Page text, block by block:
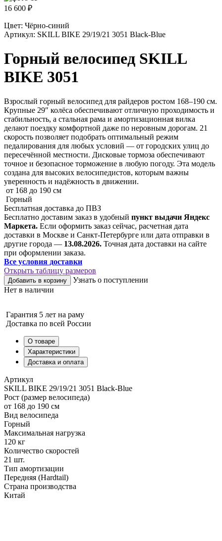
16 600 ₽
Цвет: Чёрно-синий
Артикул: SKILL BIKE 29/19/21 3051 Black-Blue
Горный велосипед SKILL
BIKE 3051
Взрослый горный велосипед для райдеров ростом 168–190 см.
Крупные 29″ колёса обеспечивают отличную проходимость и
стабильность, а стальная рама и амортизационная вилка
делают поездку комфортной даже по неровным дорогам. 21
скорость позволяет подобрать оптимальный режим
педалирования для любых условий — от городских улиц до
пересечённой местности. Дисковые тормоза обеспечивают
точное и безопасное торможение в любую погоду. Эта модель
создана для высоких велосипедистов, которым важны
уверенность и надёжность в движении.
от 168 до 190 см
Горный
Бесплатная доставка до ПВЗ
Бесплатно доставим заказ в удобный пункт выдачи Яндекс
Маркета. Если оформить заказ сейчас, расчетная дата
доставки в Москве и Санкт-Петербурге или дата отправки в
другие города — 13.08.2026. Точная дата доставки на сайте
при оформлении заказа.
Все условия доставки
Открыть таблицу размеров
Добавить в корзину
Узнать о поступлении
Нет в наличии
Гарантия 5 лет на раму
Доставка по всей России
О товаре
Характеристики
Доставка и оплата
Артикул
SKILL BIKE 29/19/21 3051 Black-Blue
Рост (размер велосипеда)
от 168 до 190 см
Вид велосипеда
Горный
Максимальная нагрузка
120 кг
Количество скоростей
21 шт.
Тип амортизации
Передняя (Hardtail)
Страна производства
Китай